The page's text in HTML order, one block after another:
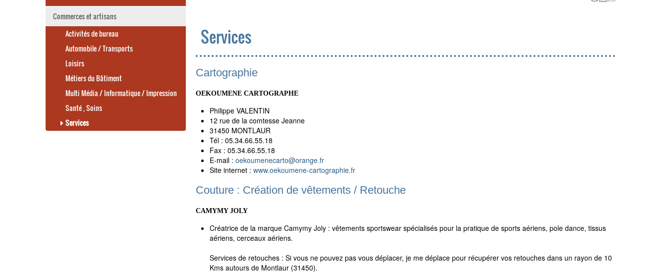
Services
Cartographie
OEKOUMENE CARTOGRAPHE
Philippe VALENTIN
12 rue de la comtesse Jeanne
31450 MONTLAUR
Tél : 05.34.66.55.18
Fax : 05.34.66.55.18
E-mail : oekoumenecarto@orange.fr
Site internet : www.oekoumene-cartographie.fr
Couture : Création de vêtements / Retouche
CAMYMY JOLY
Créatrice de la marque Camymy Joly : vêtements sportswear spécialisés pour la pratique de sports aériens, pole dance, tissus
aériens, cerceaux aériens.
Services de retouches : Si vous ne pouvez pas vous déplacer, je me déplace pour récupérer vos retouches dans un rayon de 10
Kms autours de Montlaur (31450).
Commerces et artisans
Activités de bureau
Automobile / Transports
Loisirs
Métiers du Bâtiment
Multi Média / Informatique / Impression
Santé , Soins
Services